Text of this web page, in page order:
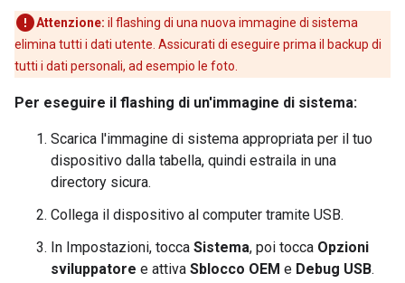
Attenzione: il flashing di una nuova immagine di sistema
elimina tutti i dati utente. Assicurati di eseguire prima il backup di
tutti i dati personali, ad esempio le foto.
Per eseguire il flashing di un'immagine di sistema:
Scarica l'immagine di sistema appropriata per il tuo
dispositivo dalla tabella, quindi estraila in una
directory sicura.
Collega il dispositivo al computer tramite USB.
In Impostazioni, tocca Sistema, poi tocca Opzioni
sviluppatore e attiva Sblocco OEM e Debug USB.